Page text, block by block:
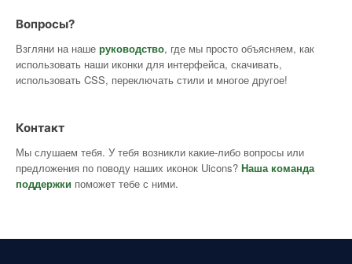
Вопросы?
Взгляни на наше руководство, где мы просто объясняем, как
использовать наши иконки для интерфейса, скачивать,
использовать CSS, переключать стили и многое другое!
Контакт
Мы слушаем тебя. У тебя возникли какие-либо вопросы или
предложения по поводу наших иконок Uicons? Наша команда
поддержки поможет тебе с ними.